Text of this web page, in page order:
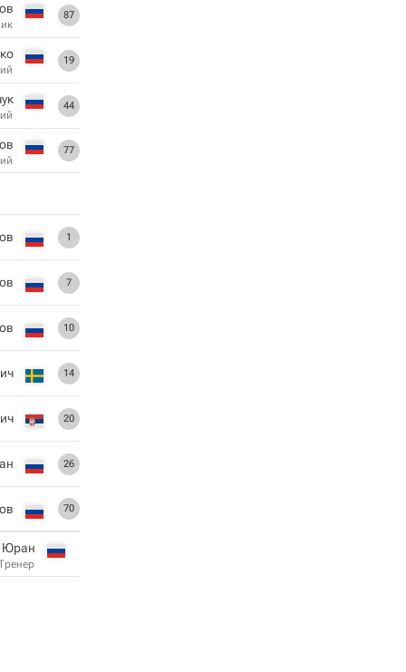
87
19
44
77
1
7
10
14
20
26
70
Юран